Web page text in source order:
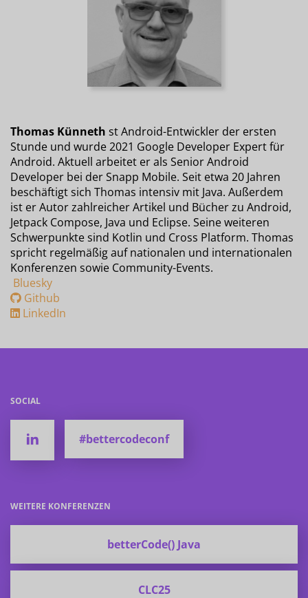
Thomas Künneth st Android-Entwickler der ersten
Stunde und wurde 2021 Google Developer Expert für
Android. Aktuell arbeitet er als Senior Android
Developer bei der Snapp Mobile. Seit etwa 20 Jahren
beschäftigt sich Thomas intensiv mit Java. Außerdem
ist er Autor zahlreicher Artikel und Bücher zu Android,
Jetpack Compose, Java und Eclipse. Seine weiteren
Schwerpunkte sind Kotlin und Cross Platform. Thomas
spricht regelmäßig auf nationalen und internationalen
Konferenzen sowie Community-Events.
Bluesky
Github
LinkedIn
SOCIAL
#bettercodeconf
WEITERE KONFERENZEN
betterCode() Java
CLC25